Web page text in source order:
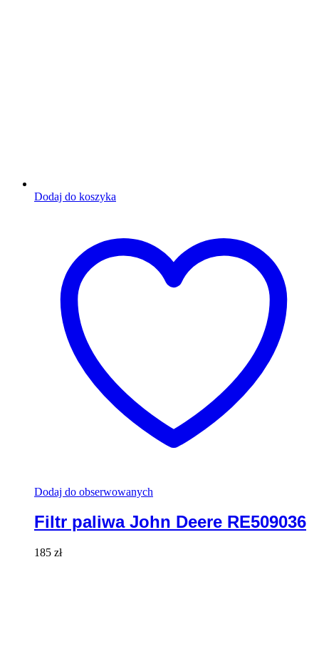
Dodaj do koszyka
Dodaj do obserwowanych
Filtr paliwa John Deere RE509036
185 zł